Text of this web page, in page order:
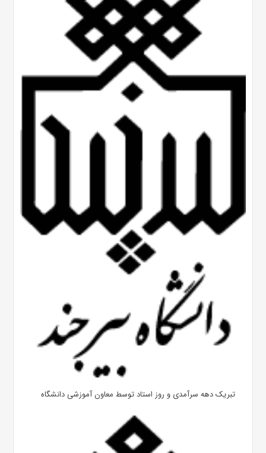
تبریک دهه سرآمدی و روز استاد توسط معاون آموزشی دانشگاه